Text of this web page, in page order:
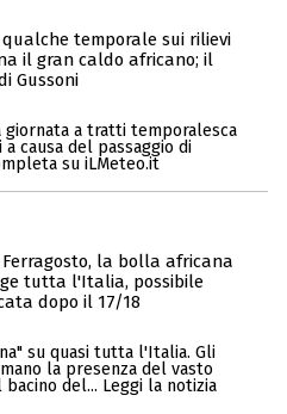
qualche temporale sui rilievi
il gran caldo africano; il
Gussoni
giornata a tratti temporalesca
causa del passaggio di
su iLMeteo.it
Ferragosto, la bolla africana
tutta l'Italia, possibile
dopo il 17/18
su quasi tutta l'Italia. Gli
la presenza del vasto
del... Leggi la notizia